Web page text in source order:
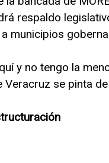
respaldo
municipios
y no tengo la
Veracruz se pinta